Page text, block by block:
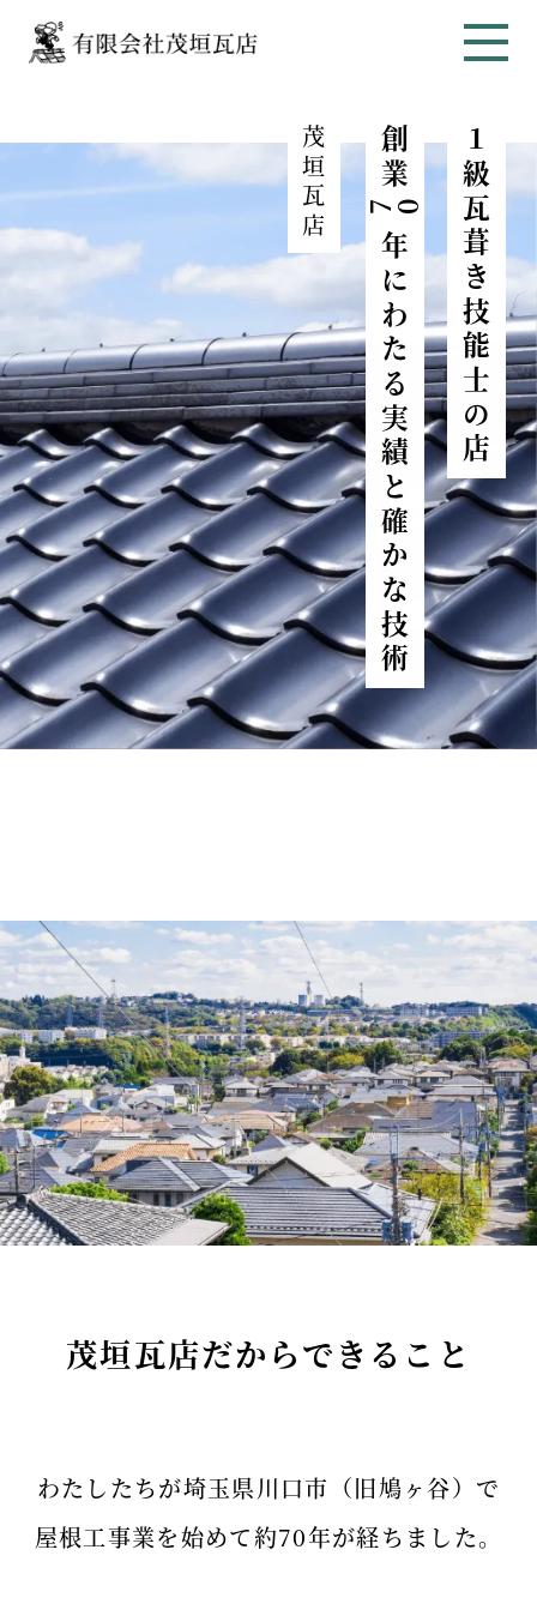
１級瓦葺き技能士の店
創業
70
年にわたる実績と確かな技術
茂
垣
瓦
店
茂垣瓦店だからできること
わたしたちが埼玉県川口市（旧鳩ヶ谷）で
屋根工事業を始めて約70年が経ちました。